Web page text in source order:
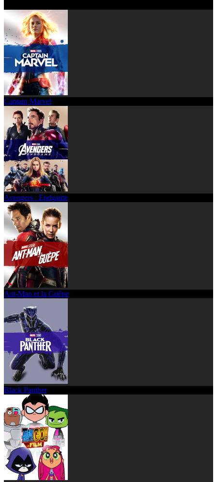
Captain Marvel
Avengers : Endgame
Ant-Man et la Guêpe
Black Panther